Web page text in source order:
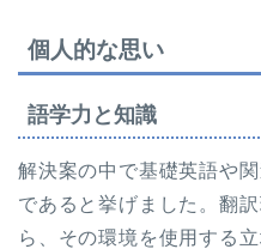
個人的な思い
語学力と知識
解決案の中で基礎英語や
であると挙げました。翻
ら、その環境を使用する